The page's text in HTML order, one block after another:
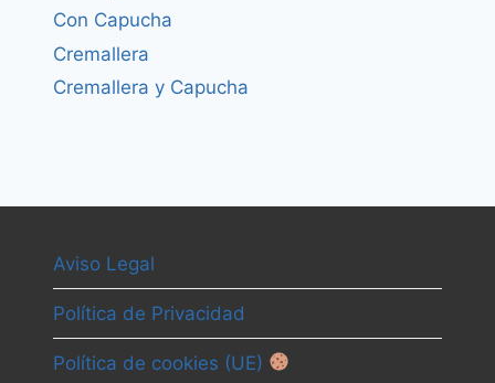
Con Capucha
Cremallera
Cremallera y Capucha
Aviso Legal
Política de Privacidad
Política de cookies (UE)